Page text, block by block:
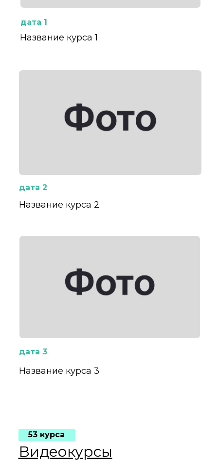
Название курса 3
дата 3
Название курса 2
дата 2
Название курса 1
дата 1
53 курса
Видеокурсы